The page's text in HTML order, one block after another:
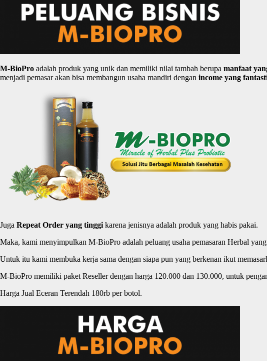
M-BioPro adalah produk yang unik dan memiliki nilai tambah berupa manfaat
menjadi pemasar akan bisa membangun usaha mandiri dengan income yang
Juga Repeat Order yang tinggi karena jenisnya adalah produk yang habis pakai.
Maka, kami menyimpulkan M-BioPro adalah peluang usaha pemasaran Herbal
Untuk itu kami membuka kerja sama dengan siapa pun yang berkenan ikut
M-BioPro memiliki paket Reseller dengan harga 120.000 dan 130.000, untuk
Harga Jual Eceran Terendah 180rb per botol.